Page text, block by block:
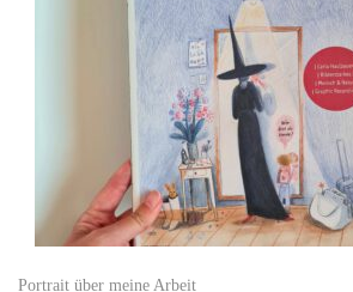
Portrait über meine Arbeit